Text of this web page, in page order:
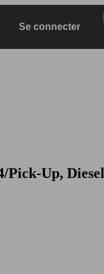
Se connecter
Pick-Up, Diesel